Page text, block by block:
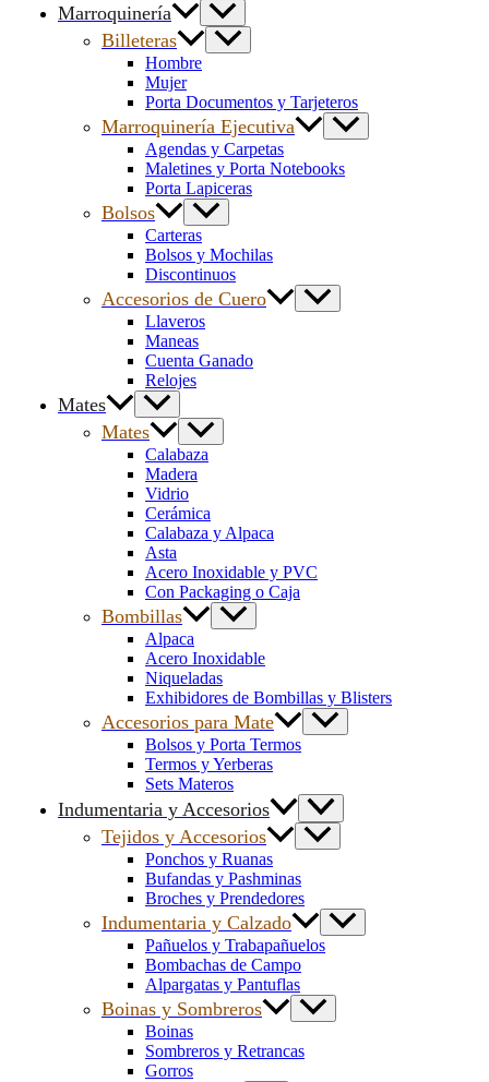
Marroquinería
Billeteras
Hombre
Mujer
Porta Documentos y Tarjeteros
Marroquinería Ejecutiva
Agendas y Carpetas
Maletines y Porta Notebooks
Porta Lapiceras
Bolsos
Carteras
Bolsos y Mochilas
Discontinuos
Accesorios de Cuero
Llaveros
Maneas
Cuenta Ganado
Relojes
Mates
Mates
Calabaza
Madera
Vidrio
Cerámica
Calabaza y Alpaca
Asta
Acero Inoxidable y PVC
Con Packaging o Caja
Bombillas
Alpaca
Acero Inoxidable
Niqueladas
Exhibidores de Bombillas y Blisters
Accesorios para Mate
Bolsos y Porta Termos
Termos y Yerberas
Sets Materos
Indumentaria y Accesorios
Tejidos y Accesorios
Ponchos y Ruanas
Bufandas y Pashminas
Broches y Prendedores
Indumentaria y Calzado
Pañuelos y Trabapañuelos
Bombachas de Campo
Alpargatas y Pantuflas
Boinas y Sombreros
Boinas
Sombreros y Retrancas
Gorros